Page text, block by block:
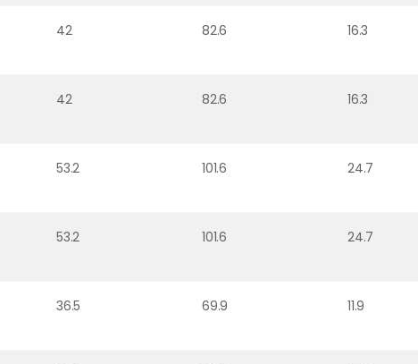
42 82.6 16.3
42 82.6 16.3
53.2 101.6 24.7
53.2 101.6 24.7
36.5 69.9 11.9